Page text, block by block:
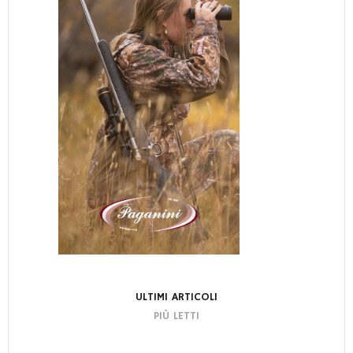
ULTIMI ARTICOLI
PIÙ LETTI